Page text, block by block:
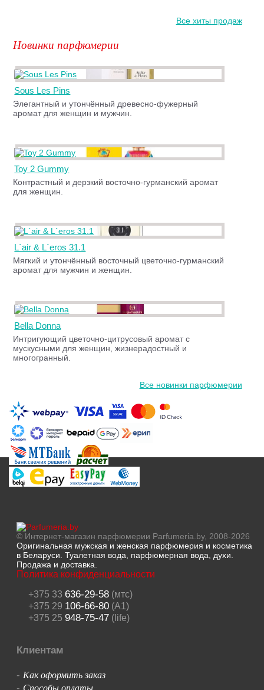
Все хиты продаж
Новинки парфюмерии
Sous Les Pins
Элегантный и утончённый древесно-фужерный
аромат для женщин и мужчин.
Toy 2 Gummy
Контрастный и дерзкий восточно-гурманский аромат
для женщин.
L`air & L`eros 31.1
Мягкий и утончённый восточный цветочно-гурманский
аромат для мужчин и женщин.
Bella Donna
Интригующий цветочно-цитрусовый аромат с
мускусными для женщин, жизнерадостный и
многогранный.
Все новинки парфюмерии
© Интернет-магазин парфюмерии Parfumeria.by, 2008-2026
Оригинальная мужская и женская парфюмерия и косметика
в Беларуси. Туалетная вода, парфюмерная вода, духи.
Продажа и доставка.
Политика конфиденциальности
+375 33 636-29-58(мтс)
+375 29 106-66-80(A1)
+375 25 948-75-47(life)
Клиентам
- Как оформить заказ